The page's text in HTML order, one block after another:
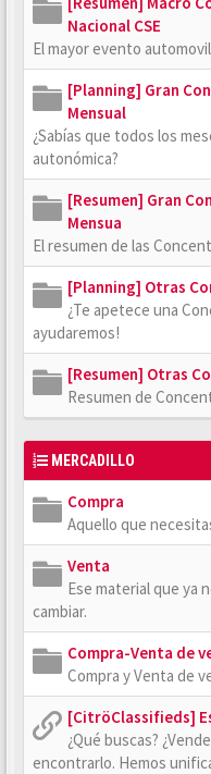
Nacional CSE
El mayor evento
[Planning] Gran
Mensual
¿Sabías que todos los
autonómica?
[Resumen] Gran
Mensua
El resumen de las
[Planning] Otras
¿Te apetece una
ayudaremos!
[Resumen] Otras
Resumen de
MERCADILLO
Compra
Aquello que
Venta
Ese material que ya
cambiar.
Compra-Venta de
Compra y Venta de
[CitröClassifieds]
¿Qué buscas?
encontrarlo. Hemos